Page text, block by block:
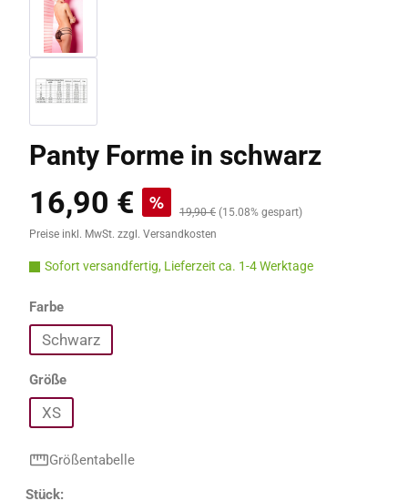
Panty Forme in schwarz
Verkaufspreis:
16,90 € % Regulärer Preis:
19,90 € (15.08% gespart)
Preise inkl. MwSt. zzgl. Versandkosten
Sofort versandfertig, Lieferzeit ca. 1-4 Werktage
Farbeauswählen
Schwarz
Größeauswählen
XS
Größentabelle
Stück: